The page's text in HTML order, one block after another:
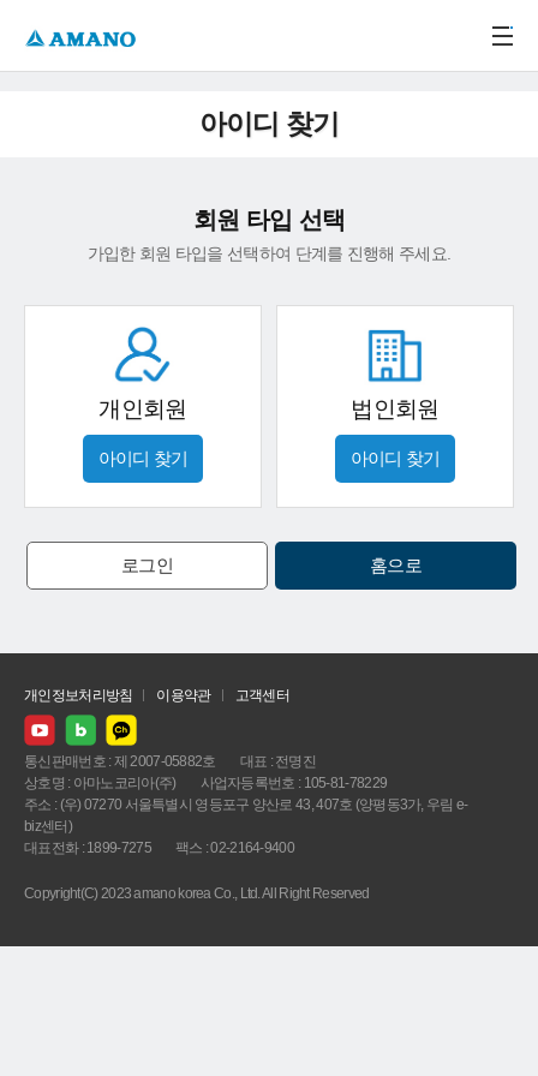
아이디 찾기
회원 타입 선택
가입한 회원 타입을 선택하여 단계를 진행해 주세요.
개인회원
아이디 찾기
법인회원
아이디 찾기
로그인 홈으로
개인정보처리방침 이용약관 고객센터
통신판매번호 : 제 2007-05882호
대표 : 전명진
상호명 : 아마노코리아(주)
사업자등록번호 : 105-81-78229
주소 : (우) 07270 서울특별시 영등포구 양산로 43, 407호 (양평동3가, 우림 e-
biz센터)
대표전화 : 1899-7275
팩스 : 02-2164-9400
Copyright(C) 2023 amano korea Co., Ltd. All Right Reserved